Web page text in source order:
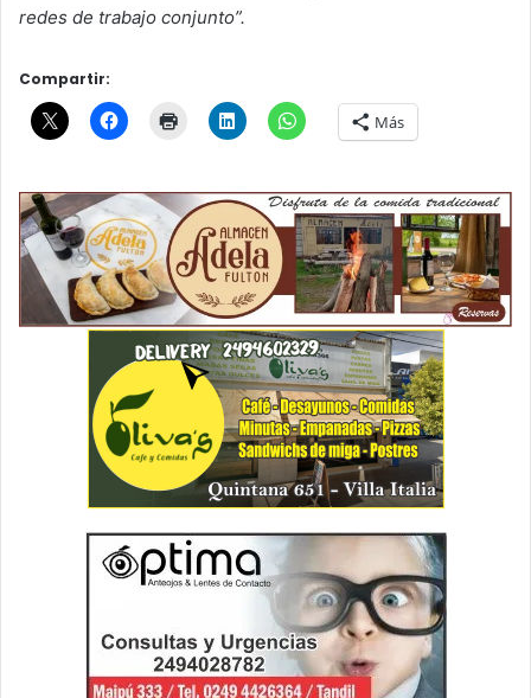
redes de trabajo conjunto”.
Compartir:
Más